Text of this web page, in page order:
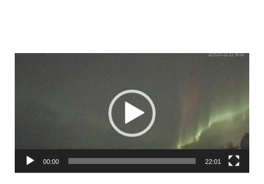
Player
00:00 22:01